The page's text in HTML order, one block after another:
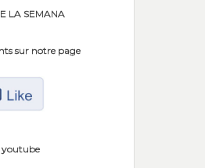
LA SEMANA
sur notre page
youtube